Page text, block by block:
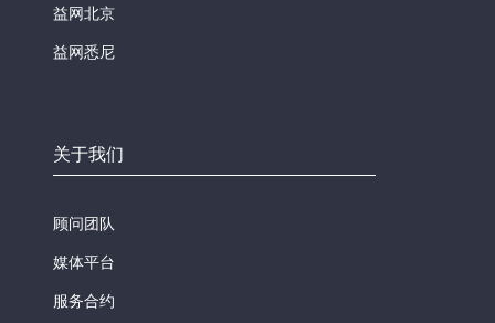
益网北京
益网悉尼
关于我们
顾问团队
媒体平台
服务合约